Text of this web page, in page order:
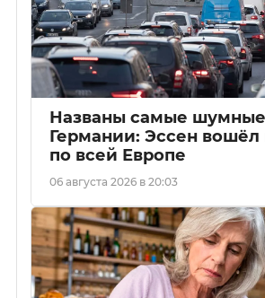
Названы самые шумные
Германии: Эссен
по всей Европе
06 августа 2026 в 20:03